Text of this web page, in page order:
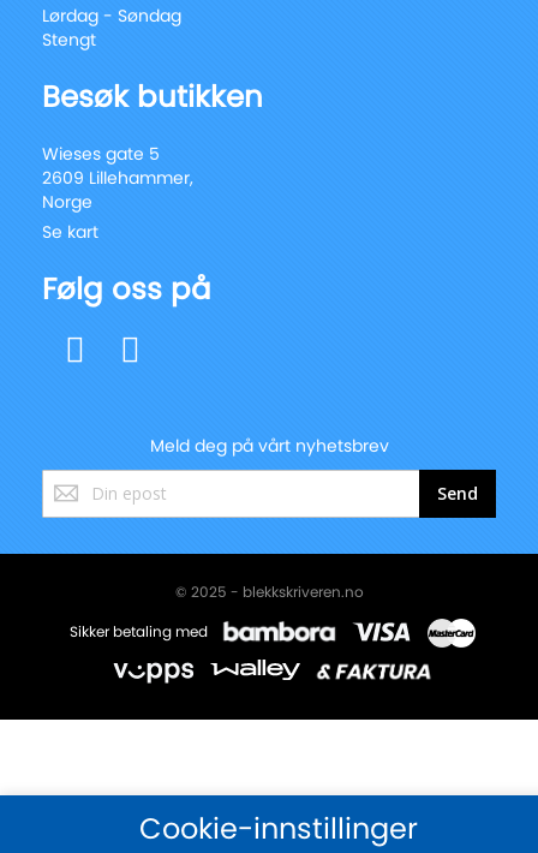
Lørdag - Søndag
Stengt
Besøk butikken
Wieses gate 5
2609 Lillehammer,
Norge
Se kart
Følg oss på
Meld deg på vårt nyhetsbrev
Registrer
deg
vårt
Send
© 2025 - blekkskriveren.no
Sikker betaling med
Cookie-innstillinger